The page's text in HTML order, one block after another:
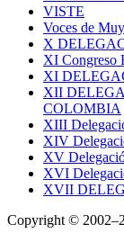
VISTE
Voces de
X
XI Congreso
XI
XII
COLOMBIA
XIII
XIV
XV
XVI
XVII
Copyright ©